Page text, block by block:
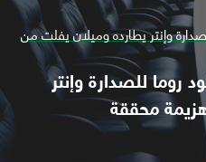
وإنتر يطارده وميلان يفلت من
روما للصدارة وإنتر
محققة